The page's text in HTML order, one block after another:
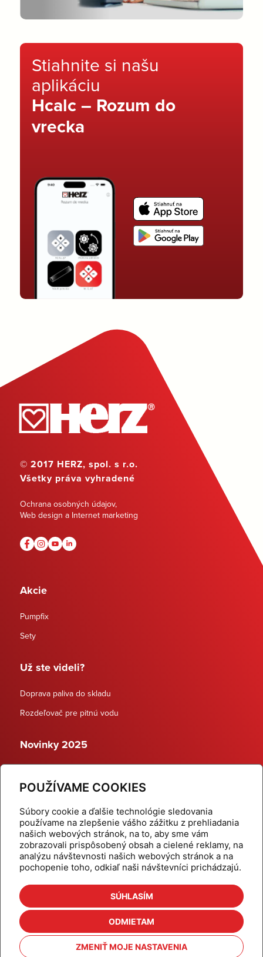
POUŽÍVAME COOKIES
Súbory cookie a ďalšie technológie sledovania
používame na zlepšenie vášho zážitku z prehliadania
našich webových stránok, na to, aby sme vám
zobrazovali prispôsobený obsah a cielené reklamy, na
analýzu návštevnosti našich webových stránok a na
pochopenie toho, odkiaľ naši návštevníci prichádzajú.
SÚHLASÍM
ODMIETAM
ZMENIŤ MOJE NASTAVENIA
Stiahnite si našu
aplikáciu
Hcalc – Rozum do
vrecka
© 2017 HERZ, spol. s r.o.
Všetky práva vyhradené
Ochrana osobných údajov,
Web design a Internet marketing
Akcie
Pumpfix
Sety
Už ste videli?
Doprava paliva do skladu
Rozdeľovač pre pitnú vodu
Novinky 2025
Dynamické termostatické ventily
Domov
Produkty
Aktuality
Odber šikovné tipy
Kalkulačky
Cenníky
Na stiahnutie
Referencie
Kontakt